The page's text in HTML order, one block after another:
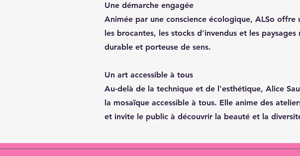
Une démarche engagée
Animée par une conscience écologique, ALSo
les brocantes, les stocks d'invendus et les
durable et porteuse de sens.
Un art accessible à tous
Au-delà de la technique et de l'esthétique, Alice
la mosaïque accessible à tous. Elle anime des
et invite le public à découvrir la beauté et la